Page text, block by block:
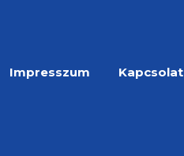
Impresszum Kapcsolat